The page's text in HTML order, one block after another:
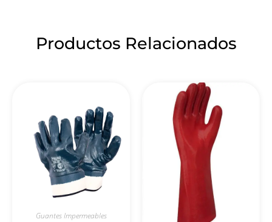
Productos Relacionados
Guantes Impermeables